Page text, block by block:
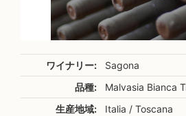
ワイナリー:
Sagona
品種:
Malvasia Bianca
生産地域:
Italia / Toscana